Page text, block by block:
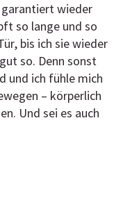
wieder
so lange und so
bis ich sie wieder
so. Denn sonst
und ich fühle mich
– körperlich
Und sei es auch